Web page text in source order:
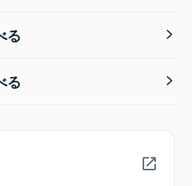
る
る